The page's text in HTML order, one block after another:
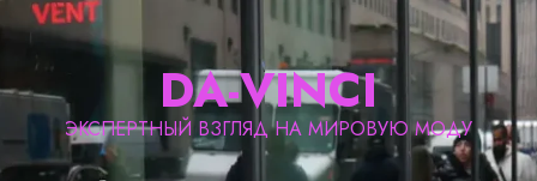
Skip
content
DA-VINCI
ЭКСПЕРТНЫЙ ВЗГЛЯД НА МИРОВУЮ МОДУ